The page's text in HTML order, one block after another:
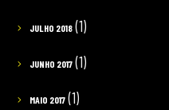
JULHO 2018(1)
JUNHO 2017(1)
MAIO 2017(1)